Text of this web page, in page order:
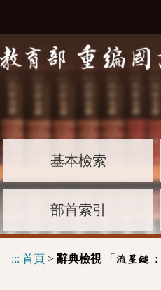
基本檢索
部首索引
::: 首頁 > 辭典檢視「 流星鎚 :